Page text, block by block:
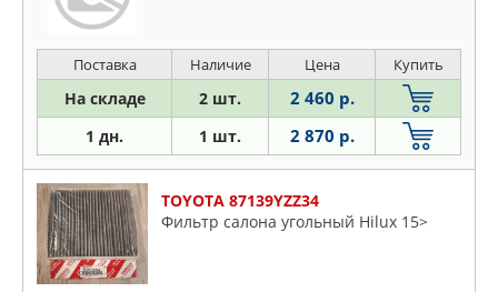
Поставка Наличие Цена Купить
На складе 2 шт. 2 460 р.
1 дн. 1 шт. 2 870 р.
TOYOTA 87139YZZ34
Фильтр салона угольный Hilux 15>